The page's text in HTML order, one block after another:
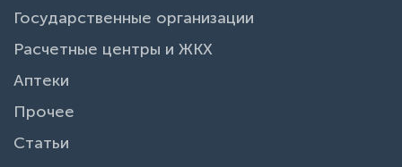
Государственные организации
Расчетные центры и ЖКХ
Аптеки
Прочее
Статьи